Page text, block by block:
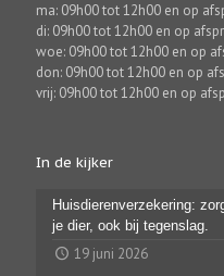
ma: 09h00 tot 12h00 en op
di: 09h00 tot 12h00 en op
woe: 09h00 tot 12h00 en op
don: 09h00 tot 12h00 en op
vrij: 09h00 tot 12h00 en op
In de kijker
Huisdierenverzekering:
je dier, ook bij tegenslag.
19 juni 2026